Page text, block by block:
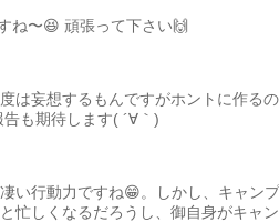
ね〜😆 頑張って下さい🙌
は妄想するもんですがホントに作るの
も期待します( ´∀｀)
い行動力ですね😁。しかし、キャンプ
忙しくなるだろうし、御自身がキャン